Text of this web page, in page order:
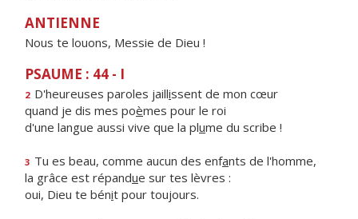
ANTIENNE
Nous te louons, Messie de Dieu !
PSAUME : 44 - I
2 D'heureuses paroles jaillissent de mon cœur
quand je dis mes poèmes pour le roi
d'une langue aussi vive que la plume du scribe !
3 Tu es beau, comme aucun des enfants de l'homme,
la grâce est répandue sur tes lèvres :
oui, Dieu te bénit pour toujours.